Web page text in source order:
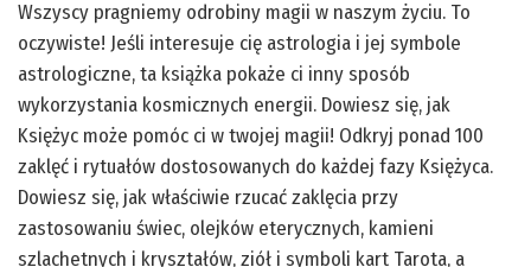
Wszyscy pragniemy odrobiny magii w naszym życiu. To
oczywiste! Jeśli interesuje cię astrologia i jej symbole
astrologiczne, ta książka pokaże ci inny sposób
wykorzystania kosmicznych energii. Dowiesz się, jak
Księżyc może pomóc ci w twojej magii! Odkryj ponad 100
zaklęć i rytuałów dostosowanych do każdej fazy Księżyca.
Dowiesz się, jak właściwie rzucać zaklęcia przy
zastosowaniu świec, olejków eterycznych, kamieni
szlachetnych i kryształów, ziół i symboli kart Tarota, a